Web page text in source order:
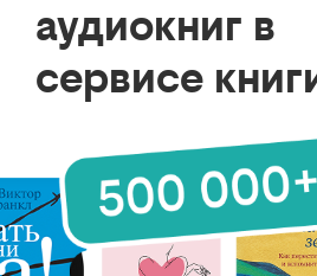
аудиокниг в
сервисе